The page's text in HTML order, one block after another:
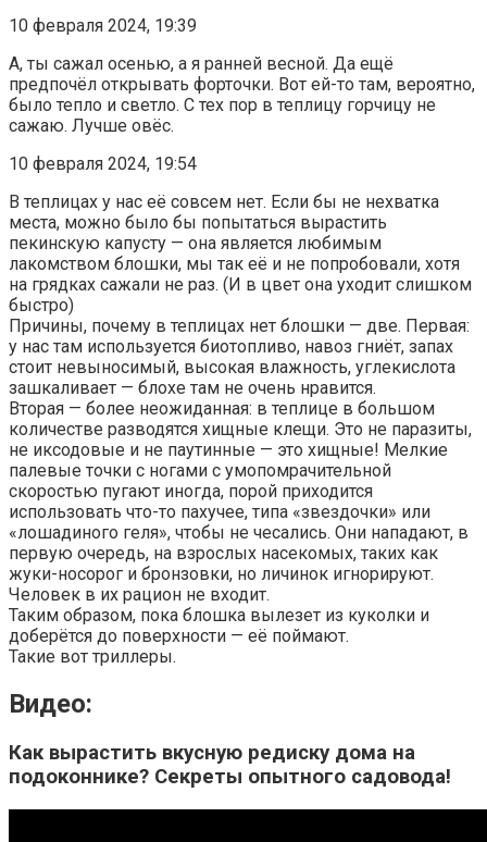
10 февраля 2024, 19:39
А, ты сажал осенью, а я ранней весной. Да ещё
предпочёл открывать форточки. Вот ей-то там, вероятно,
было тепло и светло. С тех пор в теплицу горчицу не
сажаю. Лучше овёс.
10 февраля 2024, 19:54
В теплицах у нас её совсем нет. Если бы не нехватка
места, можно было бы попытаться вырастить
пекинскую капусту — она является любимым
лакомством блошки, мы так её и не попробовали, хотя
на грядках сажали не раз. (И в цвет она уходит слишком
быстро)
Причины, почему в теплицах нет блошки — две. Первая:
у нас там используется биотопливо, навоз гниёт, запах
стоит невыносимый, высокая влажность, углекислота
зашкаливает — блохе там не очень нравится.
Вторая — более неожиданная: в теплице в большом
количестве разводятся хищные клещи. Это не паразиты,
не иксодовые и не паутинные — это хищные! Мелкие
палевые точки с ногами с умопомрачительной
скоростью пугают иногда, порой приходится
использовать что-то пахучее, типа «звездочки» или
«лошадиного геля», чтобы не чесались. Они нападают, в
первую очередь, на взрослых насекомых, таких как
жуки-носорог и бронзовки, но личинок игнорируют.
Человек в их рацион не входит.
Таким образом, пока блошка вылезет из куколки и
доберётся до поверхности — её поймают.
Такие вот триллеры.
Видео:
Как вырастить вкусную редиску дома на
подоконнике? Секреты опытного садовода!